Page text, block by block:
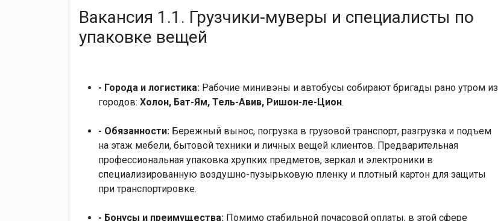
Вакансия 1.1. Грузчики-муверы и специалисты по
упаковке вещей
- Города и логистика: Рабочие минивэны и автобусы собирают бригады рано утром из
городов: Холон, Бат-Ям, Тель-Авив, Ришон-ле-Цион.
- Обязанности: Бережный вынос, погрузка в грузовой транспорт, разгрузка и подъем
на этаж мебели, бытовой техники и личных вещей клиентов. Предварительная
профессиональная упаковка хрупких предметов, зеркал и электроники в
специализированную воздушно-пузырьковую пленку и плотный картон для защиты
при транспортировке.
- Бонусы и преимущества: Помимо стабильной почасовой оплаты, в этой сфере